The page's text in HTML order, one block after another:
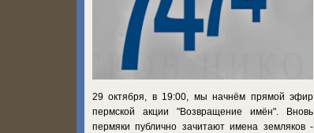
29 октября, в 19:00, мы начнём прямой эфир
пермской акции "Возвращение имён". Вновь
пермяки публично зачитают имена земляков -